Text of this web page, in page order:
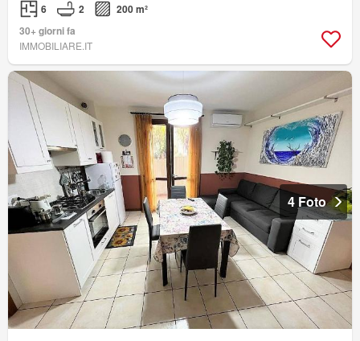
6 2
200 m²
30+ giorni fa
IMMOBILIARE.IT
4 Foto